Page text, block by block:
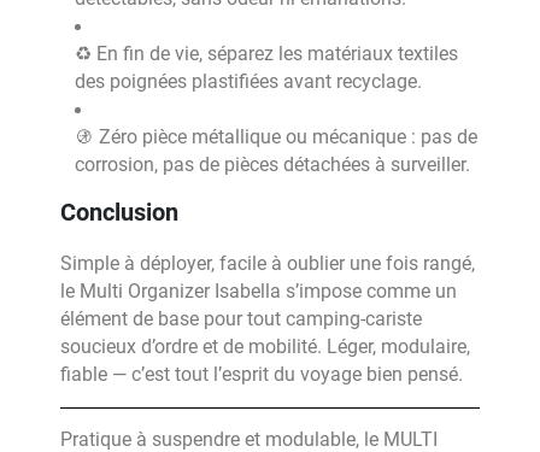
♻️ En fin de vie, séparez les matériaux textiles
des poignées plastifiées avant recyclage.
🚯 Zéro pièce métallique ou mécanique : pas de
corrosion, pas de pièces détachées à surveiller.
Conclusion
Simple à déployer, facile à oublier une fois rangé,
le Multi Organizer Isabella s’impose comme un
élément de base pour tout camping-cariste
soucieux d’ordre et de mobilité. Léger, modulaire,
fiable — c’est tout l’esprit du voyage bien pensé.
Pratique à suspendre et modulable, le MULTI